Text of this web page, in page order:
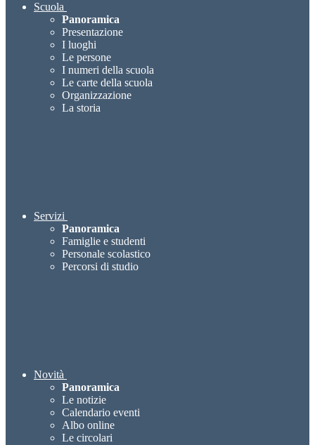
Scuola
Panoramica
Presentazione
I luoghi
Le persone
I numeri della scuola
Le carte della scuola
Organizzazione
La storia
Servizi
Panoramica
Famiglie e studenti
Personale scolastico
Percorsi di studio
Novità
Panoramica
Le notizie
Calendario eventi
Albo online
Le circolari